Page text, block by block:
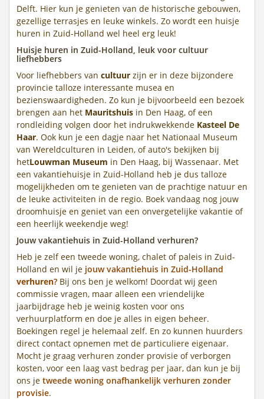
Delft. Hier kun je genieten van de historische gebouwen,
gezellige terrasjes en leuke winkels. Zo wordt een huisje
huren in Zuid-Holland wel heel erg leuk!
Huisje huren in Zuid-Holland, leuk voor cultuur
liefhebbers
Voor liefhebbers van cultuur zijn er in deze bijzondere
provincie talloze interessante musea en
bezienswaardigheden. Zo kun je bijvoorbeeld een bezoek
brengen aan het Mauritshuis in Den Haag, of een
rondleiding volgen door het indrukwekkende Kasteel De
Haar. Ook kun je een dagje naar het Nationaal Museum
van Wereldculturen in Leiden, of auto's bekijken bij
hetLouwman Museum in Den Haag, bij Wassenaar. Met
een vakantiehuisje in Zuid-Holland heb je dus talloze
mogelijkheden om te genieten van de prachtige natuur en
de leuke activiteiten in de regio. Boek vandaag nog jouw
droomhuisje en geniet van een onvergetelijke vakantie of
een heerlijk weekendje weg!
Jouw vakantiehuis in Zuid-Holland verhuren?
Heb je zelf een tweede woning, chalet of paleis in Zuid-
Holland en wil je jouw vakantiehuis in Zuid-Holland
verhuren? Bij ons ben je welkom! Doordat wij geen
commissie vragen, maar alleen een vriendelijke
jaarbijdrage heb je weinig kosten voor ons
verhuurplatform en doe je alles in eigen beheer.
Boekingen regel je helemaal zelf. En zo kunnen huurders
direct contact opnemen met de particuliere eigenaar.
Mocht je graag verhuren zonder provisie of verborgen
kosten, voor een laag vast bedrag per jaar, dan kun je bij
ons je tweede woning onafhankelijk verhuren zonder
provisie.